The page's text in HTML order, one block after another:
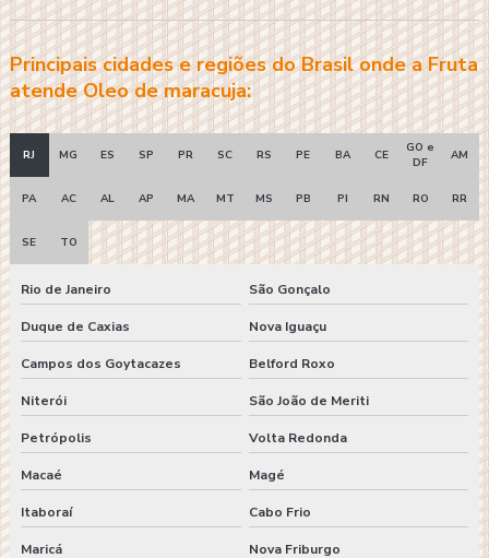
Principais cidades e regiões do Brasil onde a Fruta
atende Oleo de maracuja:
RJ MG ES SP PR SC RS PE BA CE
GO e
DF
AM
PA AC AL AP MA MT MS PB PI RN RO RR
SE TO
Rio de Janeiro São Gonçalo
Duque de Caxias Nova Iguaçu
Campos dos Goytacazes Belford Roxo
Niterói São João de Meriti
Petrópolis Volta Redonda
Macaé Magé
Itaboraí Cabo Frio
Maricá Nova Friburgo